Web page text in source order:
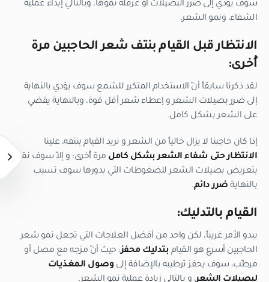
سوف يؤدي إلى ضرر البصيلات أو عرقلة نموها، وبالتالي إيذاء عملية
الشفاء، ونمو الشعر.
الانتظار قبل القيام بنتف شعر الحاجبين مرة
أُخرى:
لقد ذكرنا سابقاً أنّ الاستخدام المتكرر للشمع سوف يؤدي بالنهاية
إلى ضرر بصيلات الشعر و إعطاء شعر أقل قوة، وبالنهاية يقضي
على الشعر بشكل كامل.
إذا كان حاجبنا لا يزال خالياً من الشعر و نريد القيام بنتفه، علينا
الانتظار حتى شفاء الشعر بشكل كامل مرة أُخرى: و إلاّ سوف نقوم
بتعريض بصيلات الشعر للضغوطات التي بدورها سوف تسبب
بالنهاية ضرر دائم.
القيام بالتدليك:
يبدو الأمر غريباً، لكن واحد من أفضل العلاجات التي تجعل نمو شعر
الحاجبين أسرع هو القيام بتدليك محفز: حيث أنّ مزجه مع مصل أو
مرطّب، سوف يحفز ترطيبه بالإضافة إلى وصول المغذيات
لبصيلات الشعر، و بالتالي زيادة عملية نمو الشعر.